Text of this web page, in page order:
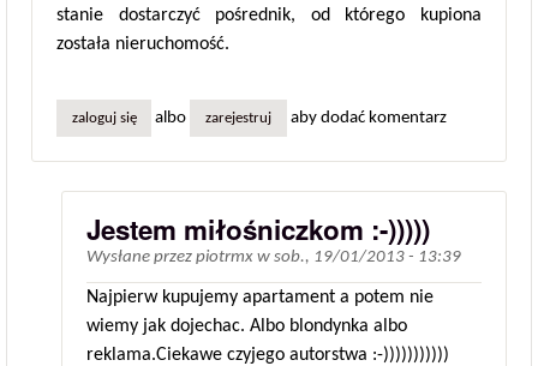
stanie dostarczyć pośrednik, od którego kupiona
została nieruchomość.
zaloguj się albo zarejestruj aby dodać komentarz
Jestem miłośniczkom :-)))))
Wysłane przez piotrmx w sob., 19/01/2013 - 13:39
Najpierw kupujemy apartament a potem nie
wiemy jak dojechac. Albo blondynka albo
reklama.Ciekawe czyjego autorstwa :-)))))))))))